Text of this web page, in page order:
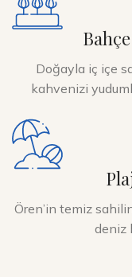
Doğayla iç içe
kahvenizi
Ören’in temiz
deniz